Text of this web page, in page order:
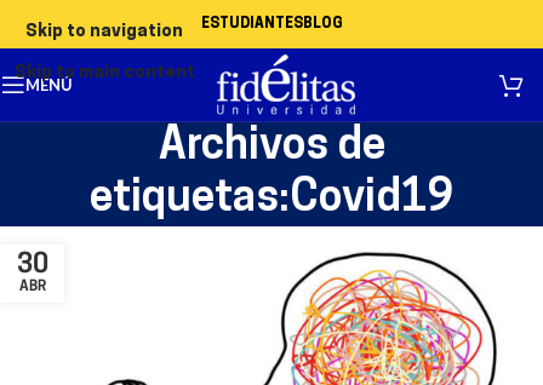
Skip to navigation
Skip to main content
ESTUDIANTESBLOG
MENÚ
Archivos de
etiquetas:Covid19
30
ABR